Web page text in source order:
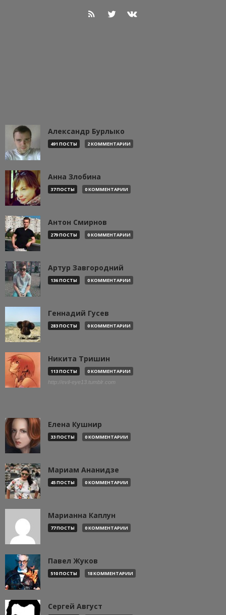
Александр Бурлыко
491 ПОСТЫ 2 КОММЕНТАРИИ
Анна Злобина
37 ПОСТЫ 0 КОММЕНТАРИИ
Антон Смирнов
279 ПОСТЫ 0 КОММЕНТАРИИ
Артур Завгородний
136 ПОСТЫ 0 КОММЕНТАРИИ
Геннадий Гусев
283 ПОСТЫ 0 КОММЕНТАРИИ
Никита Тришин
113 ПОСТЫ 0 КОММЕНТАРИИ
http://evil-eye13.tumblr.com
Елена Кушнир
33 ПОСТЫ 0 КОММЕНТАРИИ
Мариам Ананидзе
45 ПОСТЫ 0 КОММЕНТАРИИ
Марианна Каплун
77 ПОСТЫ 0 КОММЕНТАРИИ
Павел Жуков
510 ПОСТЫ 18 КОММЕНТАРИИ
Сергей Август